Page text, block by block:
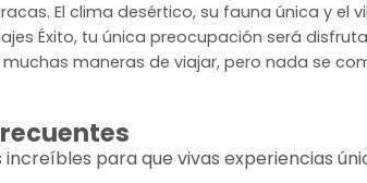
El clima desértico, su fauna única y
Éxito, tu única preocupación será
muchas maneras de viajar, pero nada se
para que vivas experiencias